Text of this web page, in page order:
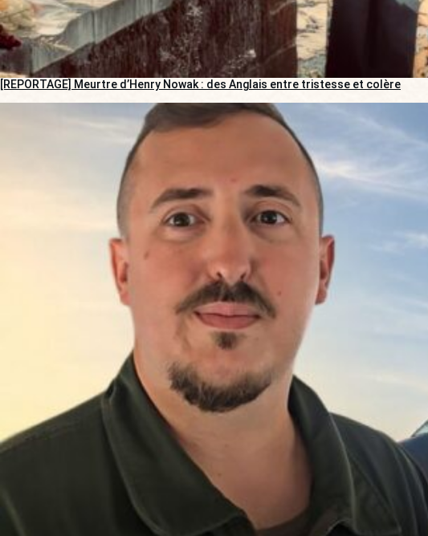
[REPORTAGE] Meurtre d’Henry Nowak : des Anglais entre tristesse et colère